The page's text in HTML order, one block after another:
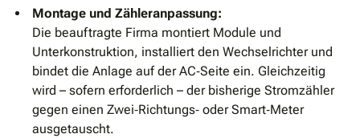
Montage und Zähleranpassung:
Die beauftragte Firma montiert Module und
Unterkonstruktion, installiert den Wechselrichter und
bindet die Anlage auf der AC‐Seite ein. Gleichzeitig
wird – sofern erforderlich – der bisherige Stromzähler
gegen einen Zwei‐Richtungs‐ oder Smart‐Meter
ausgetauscht.